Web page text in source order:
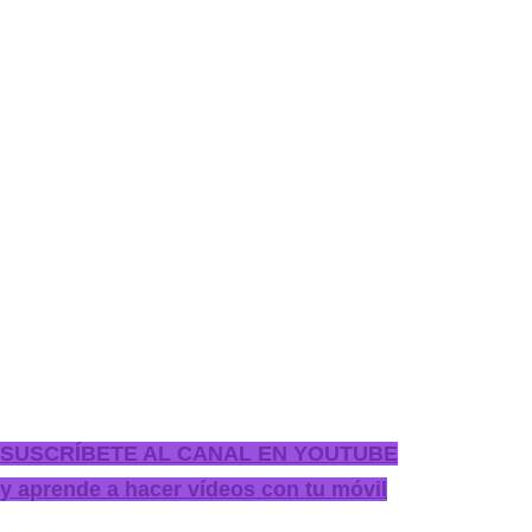
SUSCRÍBETE AL CANAL EN YOUTUBE
y aprende a hacer vídeos con tu móvil